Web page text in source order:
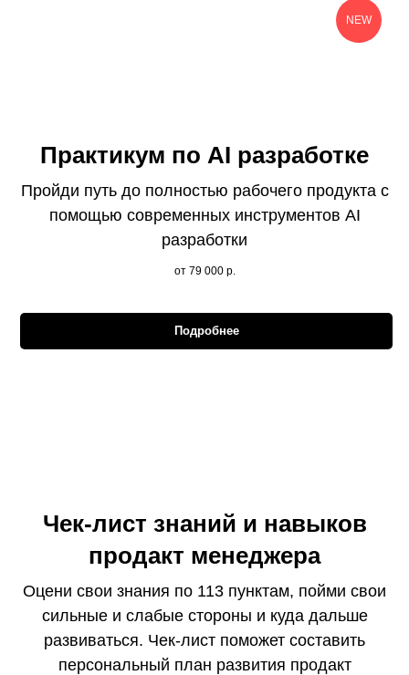
NEW
Практикум по AI разработке
Пройди путь до полностью рабочего продукта с
помощью современных инструментов AI
разработки
от 79 000 р.
Подробнее
Чек-лист знаний и навыков
продакт менеджера
Оцени свои знания по 113 пунктам, пойми свои
сильные и слабые стороны и куда дальше
развиваться. Чек-лист поможет составить
персональный план развития продакт